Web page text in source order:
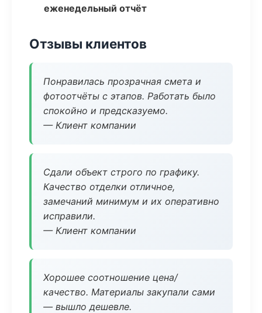
еженедельный отчёт
Отзывы клиентов
Понравилась прозрачная смета и
фотоотчёты с этапов. Работать было
спокойно и предсказуемо.
— Клиент компании
Сдали объект строго по графику.
Качество отделки отличное,
замечаний минимум и их оперативно
исправили.
— Клиент компании
Хорошее соотношение цена/
качество. Материалы закупали сами
— вышло дешевле.